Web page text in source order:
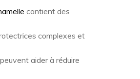
contient des
complexes et
aider à réduire